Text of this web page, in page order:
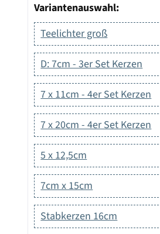
Variantenauswahl:
Teelichter groß
D: 7cm - 3er Set Kerzen
7 x 11cm - 4er Set Kerzen
7 x 20cm - 4er Set Kerzen
5 x 12,5cm
7cm x 15cm
Stabkerzen 16cm